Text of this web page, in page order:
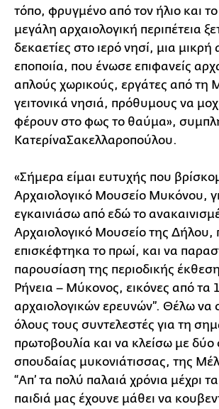
τόπο, φρυγμένο από τον ήλιο και
μεγάλη αρχαιολογική περιπέτεια
δεκαετίες στο ιερό νησί, μια
εποποιία, που ένωσε επιφανείς
απλούς χωρικούς, εργάτες από τη
γειτονικά νησιά, πρόθυμους να
φέρουν στο φως το θαύμα»,
ΚατερίναΣακελλαροπούλου.
«Σήμερα είμαι ευτυχής που
Αρχαιολογικό Μουσείο Μυκόνου,
εγκαινιάσω από εδώ το
Αρχαιολογικό Μουσείο της Δήλου,
επισκέφτηκα το πρωί, και να
παρουσίαση της περιοδικής
Ρήνεια – Μύκονος, εικόνες από τα
αρχαιολογικών ερευνών”. Θέλω να
όλους τους συντελεστές για τη
πρωτοβουλία και να κλείσω με δύο
σπουδαίας μυκονιάτισσας, της
“Απ’ τα πολύ παλαιά χρόνια μέχρι
παιδιά μας έχουνε μάθει να